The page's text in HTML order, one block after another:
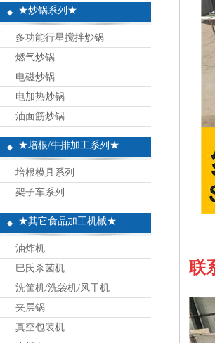
★炒锅系列★
多功能行星搅拌炒锅
燃气炒锅
电磁炒锅
电加热炒锅
油面筋炒锅
★培根/牛排加工系列★
培根模具系列
架子车系列
★其它食品加工机械★
油炸机
巴氏杀菌机
洗筐机/洗袋机/风干机
夹层锅
真空包装机
联